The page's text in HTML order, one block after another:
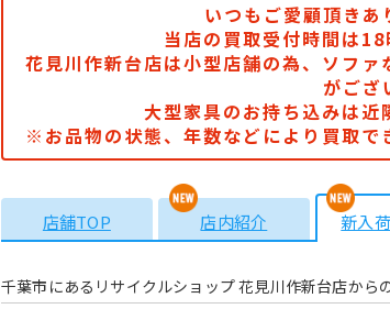
いつもご愛顧頂きあ
当店の買取受付時間は18
花見川作新台店は小型店舗の為、ソフ
がござ
大型家具のお持ち込みは近
※お品物の状態、年数などにより買取で
店舗TOP 店内紹介 新入
千葉市にあるリサイクルショップ 花見川作新台店から